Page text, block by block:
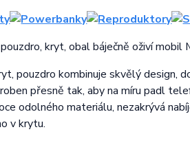
kryt, obal báječně oživí
pouzdro kombinuje skvělý design,
přesně tak, aby na míru padl
odolného materiálu, nezakrývá
v krytu.